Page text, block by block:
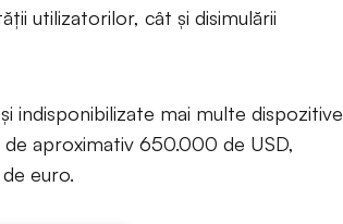
utilizatorilor, cât și disimulării
indisponibilizate mai multe dispozitive
aproximativ 650.000 de USD,
euro.